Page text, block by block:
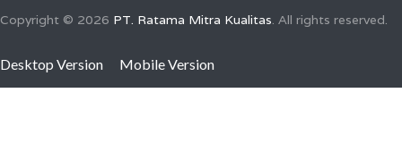
Copyright © 2026 PT. Ratama Mitra Kualitas. All rights reserved.
Desktop Version Mobile Version